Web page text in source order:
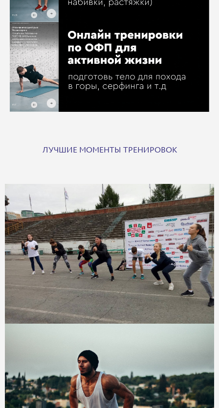
ЛУЧШИЕ МОМЕНТЫ ТРЕНИРОВОК